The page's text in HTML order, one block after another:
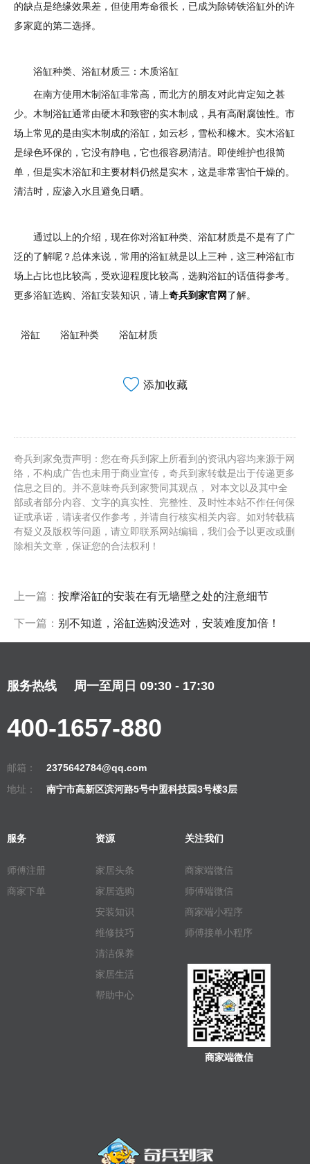
的缺点是绝缘效果差，但使用寿命很长，已成为除铸铁浴缸外的许
多家庭的第二选择。
浴缸种类、浴缸材质三：木质浴缸
在南方使用木制浴缸非常高，而北方的朋友对此肯定知之甚
少。木制浴缸通常由硬木和致密的实木制成，具有高耐腐蚀性。市
场上常见的是由实木制成的浴缸，如云杉，雪松和橡木。实木浴缸
是绿色环保的，它没有静电，它也很容易清洁。即使维护也很简
单，但是实木浴缸和主要材料仍然是实木，这是非常害怕干燥的。
清洁时，应渗入水且避免日晒。
通过以上的介绍，现在你对浴缸种类、浴缸材质是不是有了广
泛的了解呢？总体来说，常用的浴缸就是以上三种，这三种浴缸市
场上占比也比较高，受欢迎程度比较高，选购浴缸的话值得参考。
更多浴缸选购、浴缸安装知识，请上奇兵到家官网了解。
浴缸 浴缸种类 浴缸材质
添加收藏
奇兵到家免责声明：您在奇兵到家上所看到的资讯内容均来源于网
络，不构成广告也未用于商业宣传，奇兵到家转载是出于传递更多
信息之目的。并不意味奇兵到家赞同其观点， 对本文以及其中全
部或者部分内容、文字的真实性、完整性、及时性本站不作任何保
证或承诺，请读者仅作参考，并请自行核实相关内容。如对转载稿
有疑义及版权等问题，请立即联系网站编辑，我们会予以更改或删
除相关文章，保证您的合法权利！
上一篇： 按摩浴缸的安装在有无墙壁之处的注意细节
下一篇： 别不知道，浴缸选购没选对，安装难度加倍！
服务热线 周一至周日 09:30 - 17:30
400-1657-880
邮箱：
2375642784@qq.com
地址：
南宁市高新区滨河路5号中盟科技园3号楼3层
服务
师傅注册
商家下单
资源
家居头条
家居选购
安装知识
维修技巧
清洁保养
家居生活
帮助中心
关注我们
商家端微信
师傅端微信
商家端小程序
师傅接单小程序
商家端微信